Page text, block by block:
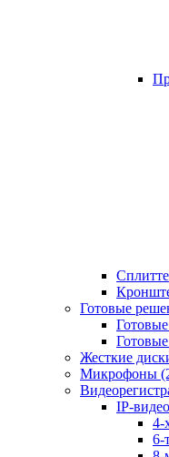
Готовые
Жесткие
Микрофоны
IP-
4-
6-